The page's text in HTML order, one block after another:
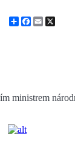
ShareFacebook
Email
ministrem